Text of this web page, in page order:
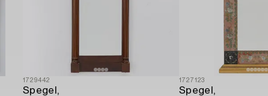
1729442
Spegel,
1727123
Spegel,